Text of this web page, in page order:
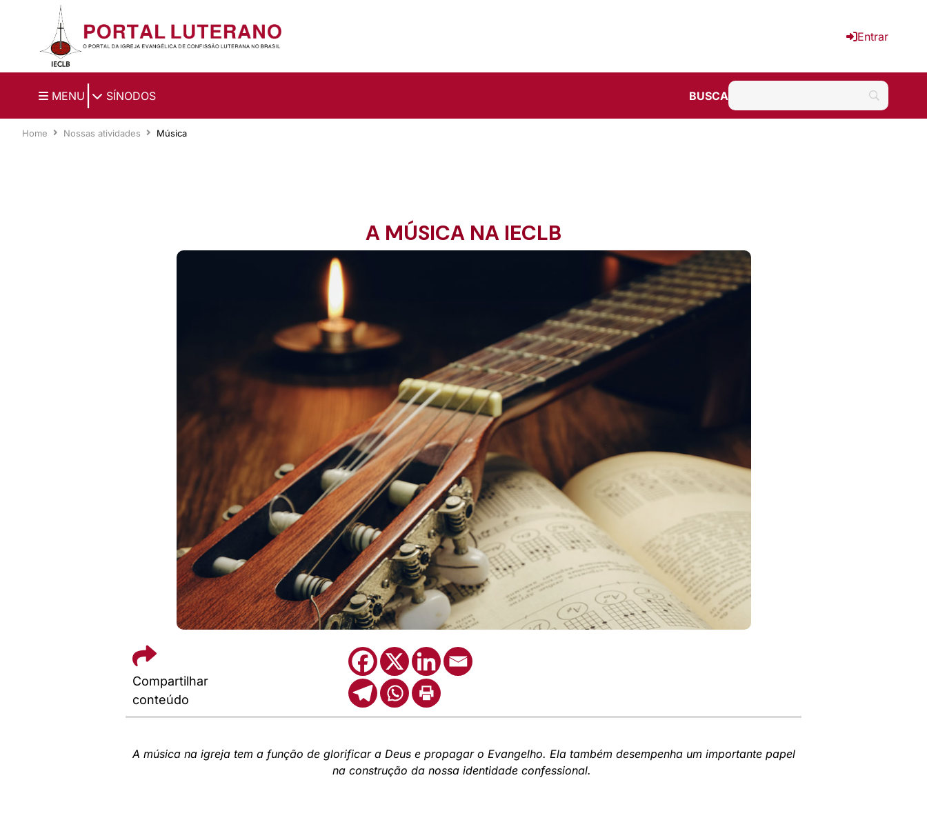
Ir para o conteúdo principal
Entrar
MENU SÍNODOS BUSCA
Home Nossas atividades Música
A MÚSICA NA IECLB
Compartilhar
conteúdo
A música na igreja tem a função de glorificar a Deus e propagar o Evangelho. Ela também desempenha um importante papel
na construção da nossa identidade confessional.